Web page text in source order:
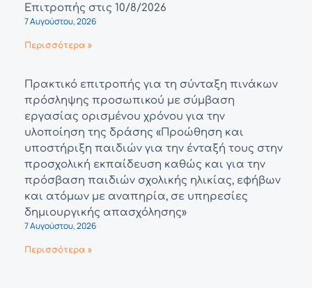
Επιτροπής στις 10/8/2026
7 Αυγούστου, 2026
Περισσότερα »
Πρακτικό επιτροπής για τη σύνταξη πινάκων
πρόσληψης προσωπικού με σύμβαση
εργασίας ορισμένου χρόνου για την
υλοποίηση της δράσης «Προώθηση και
υποστήριξη παιδιών για την ένταξή τους στην
προσχολική εκπαίδευση καθώς και για την
πρόσβαση παιδιών σχολικής ηλικίας, εφήβων
και ατόμων με αναπηρία, σε υπηρεσίες
δημιουργικής απασχόλησης»
7 Αυγούστου, 2026
Περισσότερα »